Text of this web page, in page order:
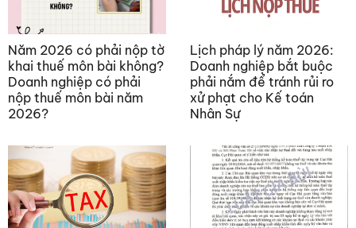
Năm 2026 có phải nộp tờ
khai thuế môn bài không?
Doanh nghiệp có phải
nộp thuế môn bài năm
2026?
Lịch pháp lý năm 2026:
Doanh nghiệp bắt buộc
phải nắm để tránh rủi ro
xử phạt cho Kế toán
Nhân Sự